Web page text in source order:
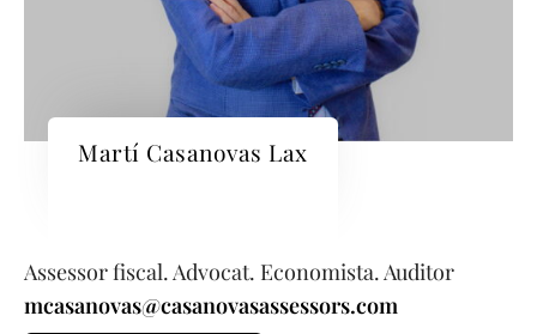
Martí Casanovas Lax
Assessor fiscal. Advocat. Economista. Auditor
mcasanovas@casanovasassessors.com